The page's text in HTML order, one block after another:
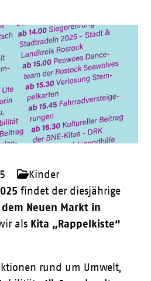
Kinder
findet der diesjährige
Neuen Markt in
als Kita „Rappelkiste“
rund um Umwelt,